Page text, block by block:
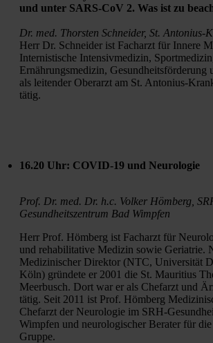
und unter SARS-CoV 2. Was ist zu
Dr. med. Thorsten Schneider, St. Antonius-
Herr Dr. Schneider ist Facharzt für Innere
Internistische Intensivmedizin,
Ernährungsmedizin, Gesundheitsförderung
als leitender Oberarzt am St. Antonius-
tätig.
16.20 Uhr: COVID-19 und Neurologie
Prof. Dr. med. Dr. h.c. Volker Hömberg,
Gesundheitszentrum Bad Wimpfen
Herr Prof. Hömberg ist Facharzt für
und rehabilitative Medizin sowie Geriatrie.
Medizinischer Direktor (NTC, Universität
Köln) gründete er 2001 die St. Mauritius
Meerbusch. Dort war er als Chefarzt und
tätig. Seit 2011 ist Prof. Hömberg
Chefarzt der Neurologie im SRH-
Wimpfen und neurologischer Berater für
Gruppe.